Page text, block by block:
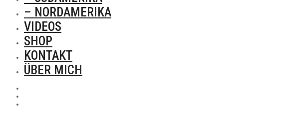
– NORDAMERIKA
VIDEOS
SHOP
KONTAKT
ÜBER MICH